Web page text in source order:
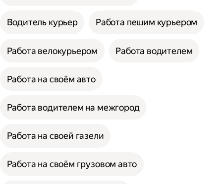
Водитель курьер Работа пешим курьером
Работа велокурьером Работа водителем
Работа на своём авто
Работа водителем на межгород
Работа на своей газели
Работа на своём грузовом авто